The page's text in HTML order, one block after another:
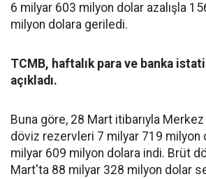
6 milyar 603 milyon dolar azalışla
milyon dolara geriledi.
TCMB, haftalık para ve banka
açıkladı.
Buna göre, 28 Mart itibarıyla
döviz rezervleri 7 milyar 719 milyon
milyar 609 milyon dolara indi. Brüt
Mart'ta 88 milyar 328 milyon dolar